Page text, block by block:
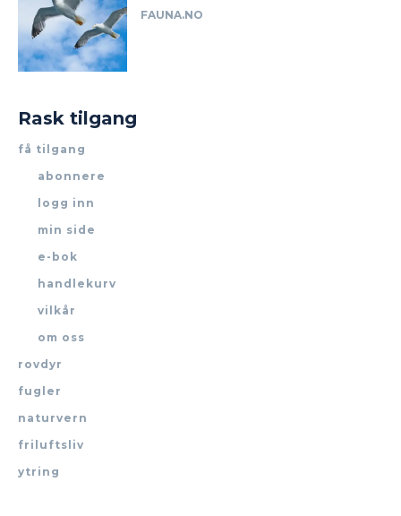
FAUNA.NO
Rask tilgang
få tilgang
abonnere
logg inn
min side
e-bok
handlekurv
vilkår
om oss
rovdyr
fugler
naturvern
friluftsliv
ytring